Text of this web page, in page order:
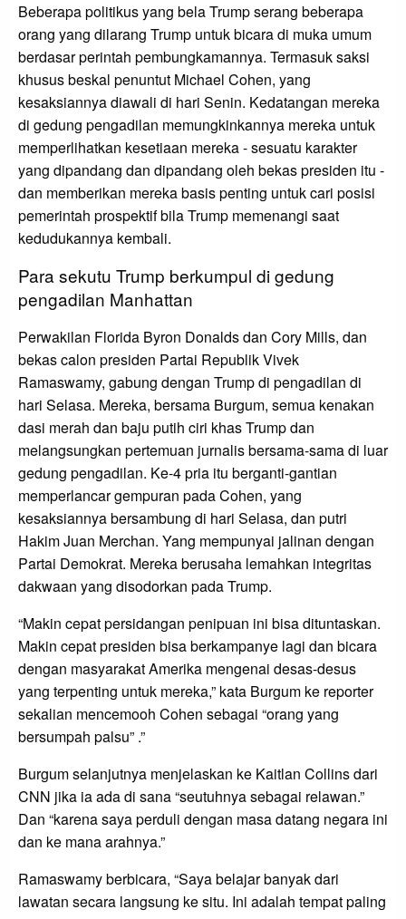
Beberapa politikus yang bela Trump serang beberapa
orang yang dilarang Trump untuk bicara di muka umum
berdasar perintah pembungkamannya. Termasuk saksi
khusus beskal penuntut Michael Cohen, yang
kesaksiannya diawali di hari Senin. Kedatangan mereka
di gedung pengadilan memungkinkannya mereka untuk
memperlihatkan kesetiaan mereka - sesuatu karakter
yang dipandang dan dipandang oleh bekas presiden itu -
dan memberikan mereka basis penting untuk cari posisi
pemerintah prospektif bila Trump memenangi saat
kedudukannya kembali.
Para sekutu Trump berkumpul di gedung
pengadilan Manhattan
Perwakilan Florida Byron Donalds dan Cory Mills, dan
bekas calon presiden Partai Republik Vivek
Ramaswamy, gabung dengan Trump di pengadilan di
hari Selasa. Mereka, bersama Burgum, semua kenakan
dasi merah dan baju putih ciri khas Trump dan
melangsungkan pertemuan jurnalis bersama-sama di luar
gedung pengadilan. Ke-4 pria itu berganti-gantian
memperlancar gempuran pada Cohen, yang
kesaksiannya bersambung di hari Selasa, dan putri
Hakim Juan Merchan. Yang mempunyai jalinan dengan
Partai Demokrat. Mereka berusaha lemahkan integritas
dakwaan yang disodorkan pada Trump.
“Makin cepat persidangan penipuan ini bisa dituntaskan.
Makin cepat presiden bisa berkampanye lagi dan bicara
dengan masyarakat Amerika mengenai desas-desus
yang terpenting untuk mereka,” kata Burgum ke reporter
sekalian mencemooh Cohen sebagai “orang yang
bersumpah palsu” .”
Burgum selanjutnya menjelaskan ke Kaitlan Collins dari
CNN jika ia ada di sana “seutuhnya sebagai relawan.”
Dan “karena saya perduli dengan masa datang negara ini
dan ke mana arahnya.”
Ramaswamy berbicara, “Saya belajar banyak dari
lawatan secara langsung ke situ. Ini adalah tempat paling